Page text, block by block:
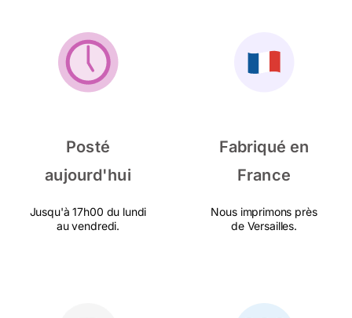
Posté
aujourd'hui
Jusqu'à 17h00 du lundi
au vendredi.
Fabriqué en
France
Nous imprimons près
de Versailles.